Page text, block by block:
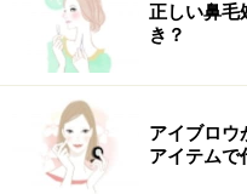
正しい鼻
き？
アイブロウ
アイテムで